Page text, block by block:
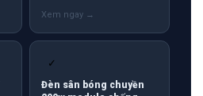
✓
Đèn sân bóng chuyền